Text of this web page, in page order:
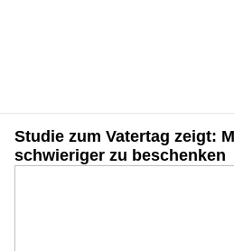
Studie zum Vatertag zeigt:
schwieriger zu beschenken